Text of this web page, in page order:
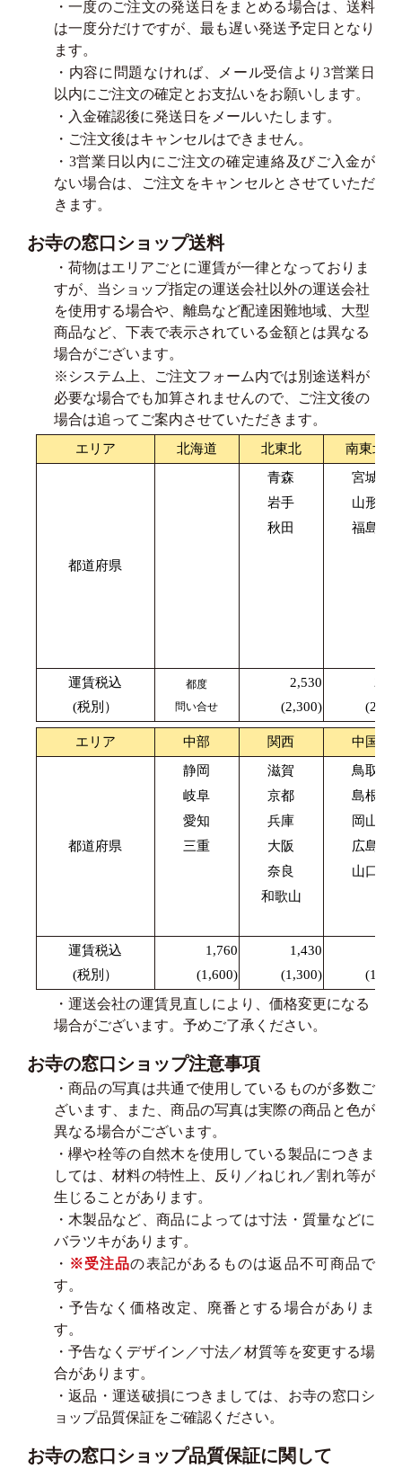
・一度のご注文の発送日をまとめる場合は、送料
は一度分だけですが、最も遅い発送予定日となり
ます。
・内容に問題なければ、メール受信より3営業日
以内にご注文の確定とお支払いをお願いします。
・入金確認後に発送日をメールいたします。
・ご注文後はキャンセルはできません。
・3営業日以内にご注文の確定連絡及びご入金が
ない場合は、ご注文をキャンセルとさせていただ
きます。
お寺の窓口ショップ送料
・荷物はエリアごとに運賃が一律となっておりま
すが、当ショップ指定の運送会社以外の運送会社
を使用する場合や、離島など配達困難地域、大型
商品など、下表で表示されている金額とは異なる
場合がございます。
※システム上、ご注文フォーム内では別途送料が
必要な場合でも加算されませんので、ご注文後の
場合は追ってご案内させていただきます。
エリア 北海道 北東北 南東北
都道府県
青森
岩手
秋田
宮城
山形
福島
運賃税込
(税別）
都度
問い合せ
2,530
(2,300)
エリア 中部 関西 中国
都道府県
静岡
岐阜
愛知
三重
滋賀
京都
兵庫
大阪
奈良
和歌山
鳥取
島根
岡山
広島
山口
運賃税込
(税別）
1,760
(1,600)
1,430
(1,300)
・運送会社の運賃見直しにより、価格変更になる
場合がございます。予めご了承ください。
お寺の窓口ショップ注意事項
・商品の写真は共通で使用しているものが多数ご
ざいます、また、商品の写真は実際の商品と色が
異なる場合がございます。
・欅や栓等の自然木を使用している製品につきま
しては、材料の特性上、反り／ねじれ／割れ等が
生じることがあります。
・木製品など、商品によっては寸法・質量などに
バラツキがあります。
・ ※受注品の表記があるものは返品不可商品で
す。
・予告なく価格改定、廃番とする場合がありま
す。
・予告なくデザイン／寸法／材質等を変更する場
合があります。
・返品・運送破損につきましては、お寺の窓口シ
ョップ品質保証をご確認ください。
お寺の窓口ショップ品質保証に関して